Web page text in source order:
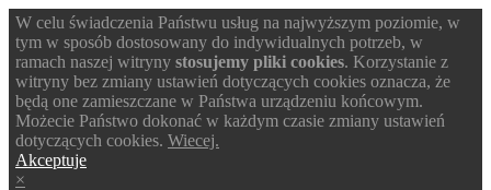
W celu świadczenia Państwu usług na najwyższym poziomie, w
tym w sposób dostosowany do indywidualnych potrzeb, w
ramach naszej witryny stosujemy pliki cookies. Korzystanie z
witryny bez zmiany ustawień dotyczących cookies oznacza, że
będą one zamieszczane w Państwa urządzeniu końcowym.
Możecie Państwo dokonać w każdym czasie zmiany ustawień
dotyczących cookies. Wiecej.
Akceptuje
×